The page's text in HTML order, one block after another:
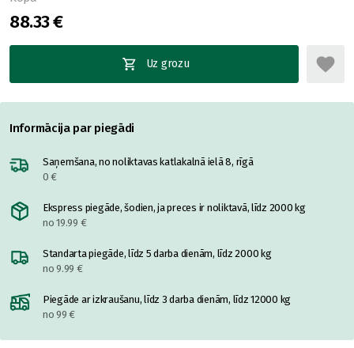
88.33 €
Uz grozu
Informācija par piegādi
Saņemšana, no noliktavas katlakalnā ielā 8, rīgā
0 €
Ekspress piegāde, šodien, ja preces ir noliktavā, līdz 2000 kg
no 19.99 €
Standarta piegāde, līdz 5 darba dienām, līdz 2000 kg
no 9.99 €
Piegāde ar izkraušanu, līdz 3 darba dienām, līdz 12000 kg
no 99 €